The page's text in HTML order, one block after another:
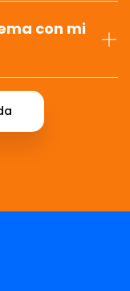
con mi